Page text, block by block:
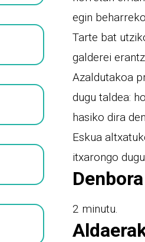
egin
Tarte bat
galderei
Azaldutakoa
dugu taldea:
hasiko dira
Eskua
itxarongo dugu.
Denbora
2 minutu.